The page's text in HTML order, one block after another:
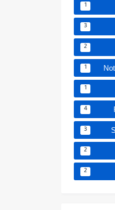
1
3
2
1
1
4
3
2
2